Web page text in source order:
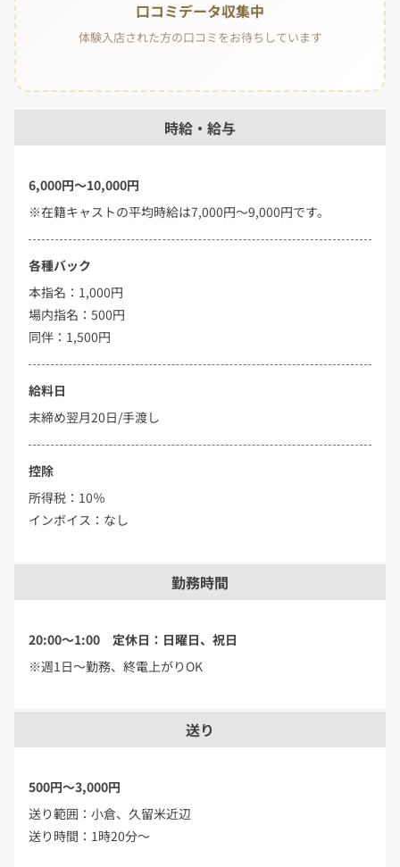
口コミデータ収集中
体験入店された方の口コミをお待ちしています
時給・給与
6,000円～10,000円
※在籍キャストの平均時給は7,000円～9,000円です。
各種バック
本指名：1,000円
場内指名：500円
同伴：1,500円
給料日
末締め翌月20日/手渡し
控除
所得税：10％
インボイス：なし
勤務時間
20:00～1:00 定休日：日曜日、祝日
※週1日～勤務、終電上がりOK
送り
500円～3,000円
送り範囲：小倉、久留米近辺
送り時間：1時20分～